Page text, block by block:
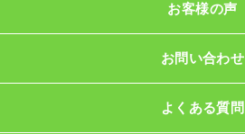
お客様の声
お問い合わせ
よくある質問